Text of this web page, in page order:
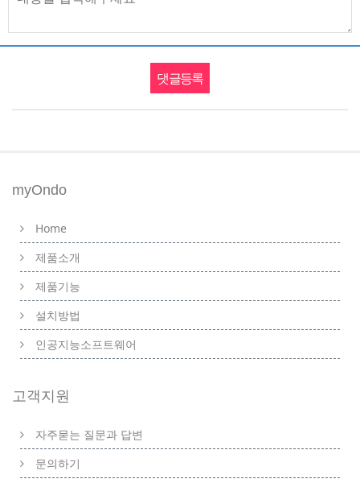
myOndo
Home
제품소개
제품기능
설치방법
인공지능소프트웨어
고객지원
자주묻는 질문과 답변
문의하기